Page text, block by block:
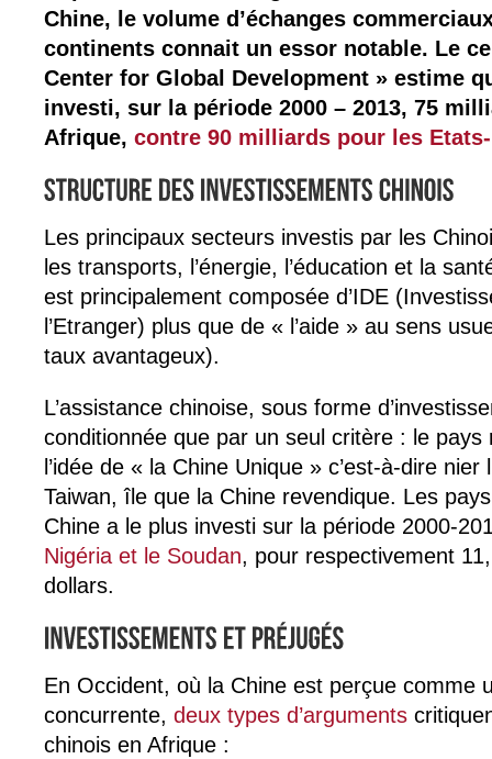
Chine, le volume d’échanges
continents connait un essor notable. Le
Center for Global Development » estime
investi, sur la période 2000 – 2013, 75
Afrique, contre 90 milliards pour les
Les principaux secteurs investis par les
les transports, l’énergie, l’éducation et la
est principalement composée d’IDE
l’Etranger) plus que de « l’aide » au sens
taux avantageux).
L’assistance chinoise, sous forme
conditionnée que par un seul critère : le pays
l’idée de « la Chine Unique » c’est-à-dire nier
Taiwan, île que la Chine revendique. Les
Chine a le plus investi sur la période 2000-
Nigéria et le Soudan, pour respectivement
dollars.
En Occident, où la Chine est perçue comme
concurrente, deux types d’arguments
chinois en Afrique :